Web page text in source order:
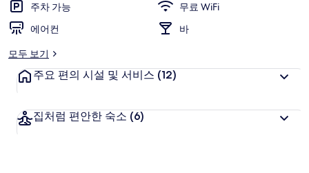
주차 가능
무료 WiFi
에어컨
바
모두 보기
주요 편의 시설 및 서비스 (12)
집처럼 편안한 숙소 (6)